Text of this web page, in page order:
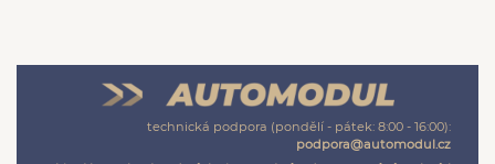
technická podpora (pondělí - pátek: 8:00 - 16:00):
podpora@automodul.cz